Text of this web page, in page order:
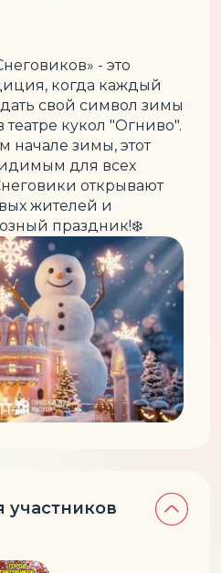
- это
когда каждый
свой символ зимы
театре кукол "Огниво".
начале зимы, этот
для всех
открывают
жителей и
праздник!❄️